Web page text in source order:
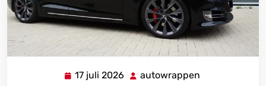
17 juli 2026 17 autowrappen